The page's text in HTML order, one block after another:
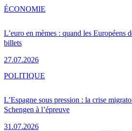
L’euro en mèmes : quand les Européens
billets
27.07.2026
ÉCONOMIE
L’Espagne sous pression : la crise
Schengen à l’épreuve
31.07.2026
POLITIQUE